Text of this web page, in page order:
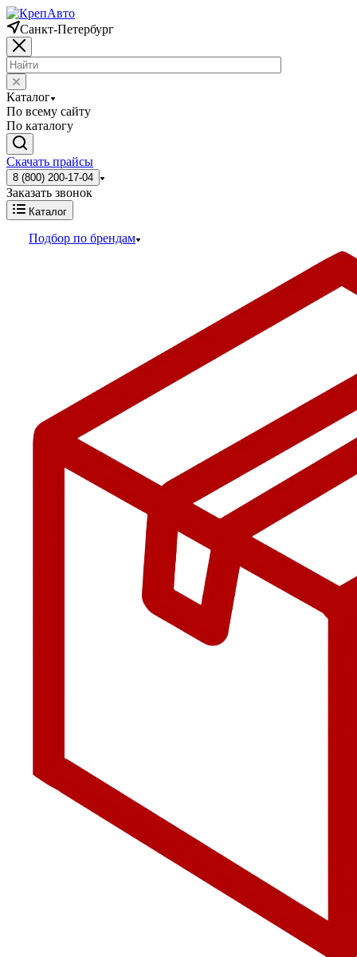
Санкт-Петербург
Каталог
По всему сайту
По каталогу
Скачать прайсы
8 (800) 200-17-04
Заказать звонок
Каталог
Подбор по брендам